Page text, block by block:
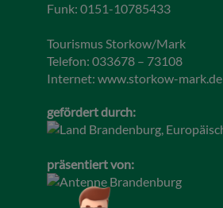
Funk: 0151-10785433
Tourismus Storkow/Mark
Telefon: 033678 – 73108
Internet: www.storkow-mark.de
gefördert durch:
präsentiert von: